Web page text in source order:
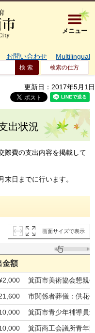
大阪府箕
メニュー
お問い合わせ Multilingual
検索の仕方
更新日：2017年5月1日
出状況
際費の支出内容を掲載して
日までに行います。
画面サイズで表示
金額
箕面市美術協会懇親
市関係者葬儀：供花
箕面市青少年補導員
箕面商工会議所青年